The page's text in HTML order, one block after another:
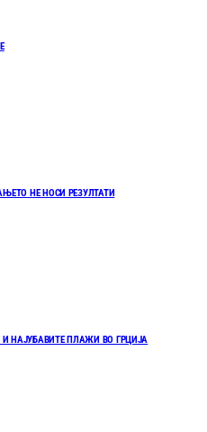
НЕ НОСИ РЕЗУЛТАТИ
НАЈУБАВИТЕ ПЛАЖИ ВО ГРЦИЈА